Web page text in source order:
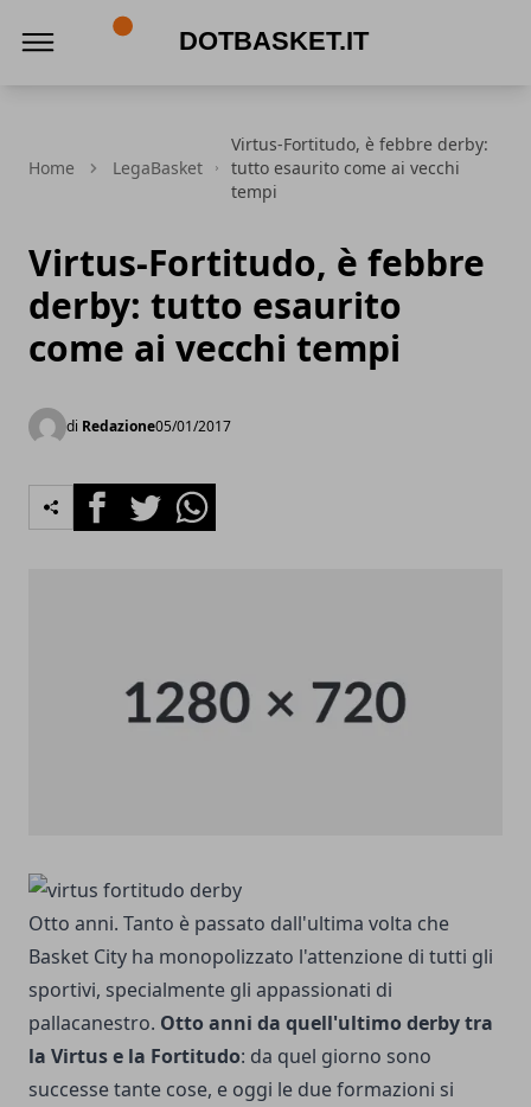
Home LegaBasket
Virtus-Fortitudo, è febbre derby:
tutto esaurito come ai vecchi
tempi
Virtus-Fortitudo, è febbre
derby: tutto esaurito
come ai vecchi tempi
di Redazione05/01/2017
FacebookTwitterWhatsapp
Otto anni. Tanto è passato dall'ultima volta che
Basket City ha monopolizzato l'attenzione di tutti gli
sportivi, specialmente gli appassionati di
pallacanestro. Otto anni da quell'ultimo derby tra
la Virtus e la Fortitudo: da quel giorno sono
successe tante cose, e oggi le due formazioni si